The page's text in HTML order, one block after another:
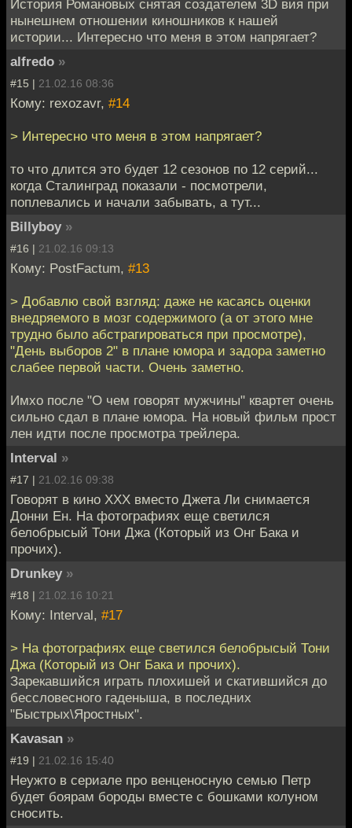
История Романовых снятая создателем 3D вия при
нынешнем отношении киношников к нашей
истории... Интересно что меня в этом напрягает?
alfredo »
#15 | 21.02.16 08:36
Кому: rexozavr, #14
> Интересно что меня в этом напрягает?
то что длится это будет 12 сезонов по 12 серий...
когда Сталинград показали - посмотрели,
поплевались и начали забывать, а тут...
Billyboy »
#16 | 21.02.16 09:13
Кому: PostFactum, #13
> Добавлю свой взгляд: даже не касаясь оценки
внедряемого в мозг содержимого (а от этого мне
трудно было абстрагироваться при просмотре),
"День выборов 2" в плане юмора и задора заметно
слабее первой части. Очень заметно.
Имхо после "О чем говорят мужчины" квартет очень
сильно сдал в плане юмора. На новый фильм прост
лен идти после просмотра трейлера.
Interval »
#17 | 21.02.16 09:38
Говорят в кино ХХХ вместо Джета Ли снимается
Донни Ен. На фотографиях еще светился
белобрысый Тони Джа (Который из Онг Бака и
прочих).
Drunkey »
#18 | 21.02.16 10:21
Кому: Interval, #17
> На фотографиях еще светился белобрысый Тони
Джа (Который из Онг Бака и прочих).
Зарекавшийся играть плохишей и скатившийся до
бессловесного гаденыша, в последних
"Быстрых\Яростных".
Kavasan »
#19 | 21.02.16 15:40
Неужто в сериале про венценосную семью Петр
будет боярам бороды вместе с бошками колуном
сносить.